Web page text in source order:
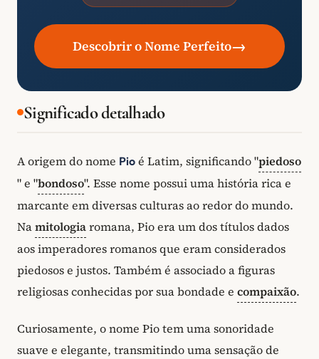
Descobrir o Nome Perfeito→
Significado detalhado
A origem do nome Pio é Latim, significando "piedoso
" e "bondoso". Esse nome possui uma história rica e
marcante em diversas culturas ao redor do mundo.
Namitologiaromana, Pio era um dos títulos dados
aos imperadores romanos que eram considerados
piedosos e justos. Também é associado a figuras
religiosas conhecidas por sua bondade e compaixão.
Curiosamente, o nome Pio tem uma sonoridade
suave e elegante, transmitindo uma sensação de